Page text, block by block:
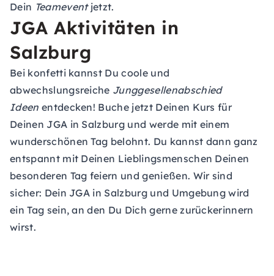
Dein Teameventjetzt.
JGA Aktivitäten in
Salzburg
Bei konfetti kannst Du coole und
abwechslungsreiche Junggesellenabschied
Ideen entdecken! Buche jetzt Deinen Kurs für
Deinen JGA in Salzburg und werde mit einem
wunderschönen Tag belohnt. Du kannst dann ganz
entspannt mit Deinen Lieblingsmenschen Deinen
besonderen Tag feiern und genießen. Wir sind
sicher: Dein JGA in Salzburg und Umgebung wird
ein Tag sein, an den Du Dich gerne zurückerinnern
wirst.